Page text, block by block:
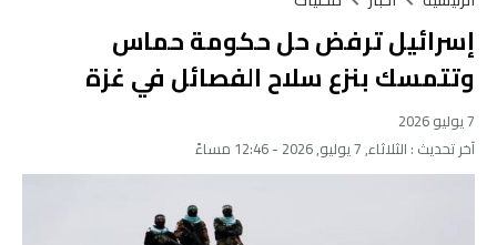
إسرائيل ترفض حل حكومة حماس
وتتمسك بنزع سلاح الفصائل في غزة
7 يوليو 2026
آخر تحديث : الثلاثاء, 7 يوليو, 2026 - 12:46 مساءً